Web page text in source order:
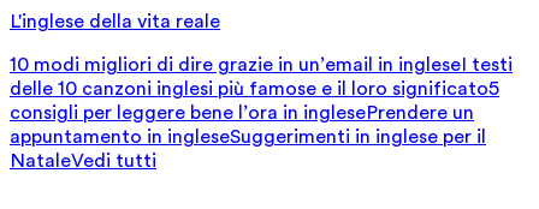
L'inglese della vita reale
10 modi migliori di dire grazie in un’email in ingleseI testi
delle 10 canzoni inglesi più famose e il loro significato5
consigli per leggere bene l’ora in inglesePrendere un
appuntamento in ingleseSuggerimenti in inglese per il
NataleVedi tutti